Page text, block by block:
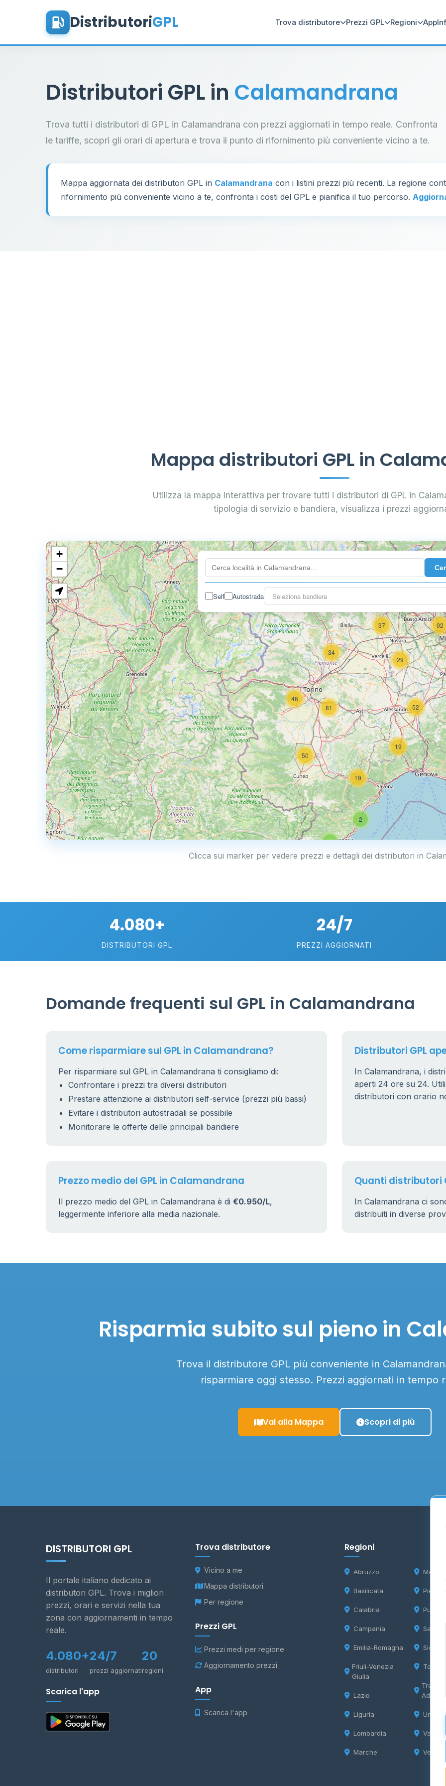
DistributoriGPL Trova distributore Prezzi GPL Regioni App
Distributori GPL in Calamandrana
Trova tutti i distributori di GPL in Calamandrana con prezzi aggiornati in tempo reale. Confronta
le tariffe, scopri gli orari di apertura e trova il punto di rifornimento più conveniente vicino a te.
Mappa aggiornata dei distributori GPL in Calamandrana con i listini prezzi più recenti. La regione
rifornimento più conveniente vicino a te, confronta i costi del GPL e pianifica il tuo percorso.
Mappa distributori GPL in
Utilizza la mappa interattiva per trovare tutti i distributori di GPL in
tipologia di servizio e bandiera, visualizza i prezzi
Self Autostrada Seleziona bandiera
34
3
37
2
46
5
50
29
19
52
19
81
92
+
−
Clicca sui marker per vedere prezzi e dettagli dei distributori in
4.080+
DISTRIBUTORI GPL
24/7
PREZZI AGGIORNATI
Domande frequenti sul GPL in Calamandrana
Come risparmiare sul GPL in Calamandrana?
Per risparmiare sul GPL in Calamandrana ti consigliamo di:
Confrontare i prezzi tra diversi distributori
Prestare attenzione ai distributori self-service (prezzi più bassi)
Evitare i distributori autostradali se possibile
Monitorare le offerte delle principali bandiere
Distributori GPL
In Calamandrana, i
aperti 24 ore su 24.
distributori con orario
Prezzo medio del GPL in Calamandrana
Il prezzo medio del GPL in Calamandrana è di €0.950/L,
leggermente inferiore alla media nazionale.
Quanti distributori
In Calamandrana ci
distribuiti in diverse
Risparmia subito sul pieno in
Trova il distributore GPL più conveniente in
risparmiare oggi stesso. Prezzi aggiornati in tempo
Vai alla Mappa Scopri di più
DISTRIBUTORI GPL
Il portale italiano dedicato ai
distributori GPL. Trova i migliori
prezzi, orari e servizi nella tua
zona con aggiornamenti in tempo
reale.
4.080+
distributori
24/7
prezzi aggiornati
20
regioni
Scarica l'app
Trova distributore
Vicino a me
Mappa distributori
Per regione
Prezzi GPL
Prezzi medi per regione
Aggiornamento prezzi
App
Scarica l'app
Regioni
Abruzzo
Basilicata
Calabria
Campania
Emilia-Romagna
Friuli-Venezia
Giulia
Lazio
Liguria
Lombardia
Marche
Molise
Puglia
Sicilia
Toscana
Adige
Umbria
Valle
Veneto